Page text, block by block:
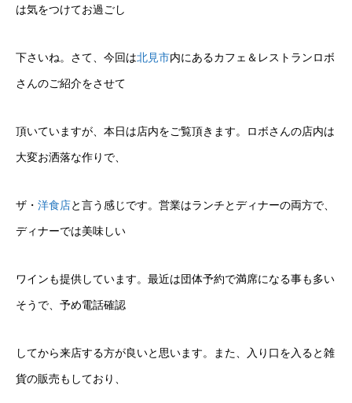
は気をつけてお過ごし
下さいね。さて、今回は北見市内にあるカフェ＆レストランロボ
さんのご紹介をさせて
頂いていますが、本日は店内をご覧頂きます。ロボさんの店内は
大変お洒落な作りで、
ザ・ 洋食店と言う感じです。営業はランチとディナーの両方で、
ディナーでは美味しい
ワインも提供しています。最近は団体予約で満席になる事も多い
そうで、予め電話確認
してから来店する方が良いと思います。また、入り口を入ると雑
貨の販売もしており、